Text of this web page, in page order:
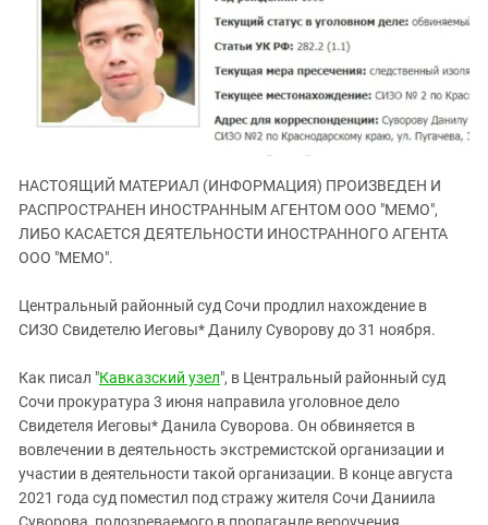
ЗАСТАВЛЯЕТ
МОБИЛИЗАЦИЯ И ПРОТЕСТЫ
Дагестан
Ингушетия
Кабардино-Балкария
Калмыкия
Краснодарский край
Российская Федерация
Северная Осетия - Алания
Ставропольский край
Чечня
Южная Осетия
Южный Кавказ
НАСТОЯЩИЙ МАТЕРИАЛ (ИНФОРМАЦИЯ) ПРОИЗВЕДЕН И
РАСПРОСТРАНЕН ИНОСТРАННЫМ АГЕНТОМ ООО "МЕМО",
ЛИБО КАСАЕТСЯ ДЕЯТЕЛЬНОСТИ ИНОСТРАННОГО АГЕНТА
ООО "МЕМО".
Центральный районный суд Сочи продлил нахождение в
СИЗО Свидетелю Иеговы* Данилу Суворову до 31 ноября.
Как писал "Кавказский узел", в Центральный районный суд
Сочи прокуратура 3 июня направила уголовное дело
Свидетеля Иеговы* Данила Суворова. Он обвиняется в
вовлечении в деятельность экстремистской организации и
участии в деятельности такой организации. В конце августа
2021 года суд поместил под стражу жителя Сочи Даниила
Суворова, подозреваемого в пропаганде вероучения